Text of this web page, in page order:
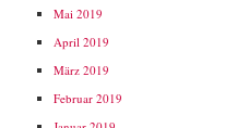
Mai 2019
April 2019
März 2019
Februar 2019